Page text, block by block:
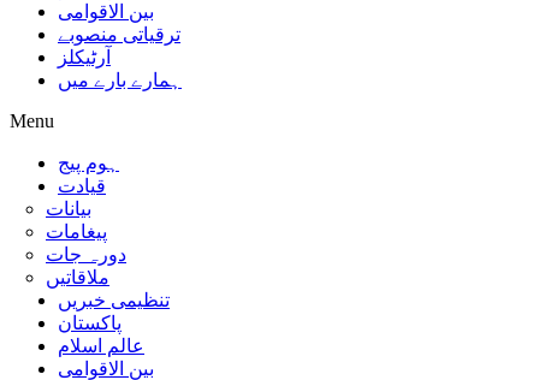
بین الاقوامی
ترقیاتی منصوبے
آرٹیکلز
ہمارے بارے میں
Menu
ہوم پیج
قیادت
بیانات
پیغامات
دورہ جات
ملاقاتیں
تنظیمی خبریں
پاکستان
عالم اسلام
بین الاقوامی